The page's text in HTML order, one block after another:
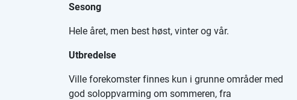
Sesong
Hele året, men best høst, vinter og vår.
Utbredelse
Ville forekomster finnes kun i grunne områder med
god soloppvarming om sommeren, fra